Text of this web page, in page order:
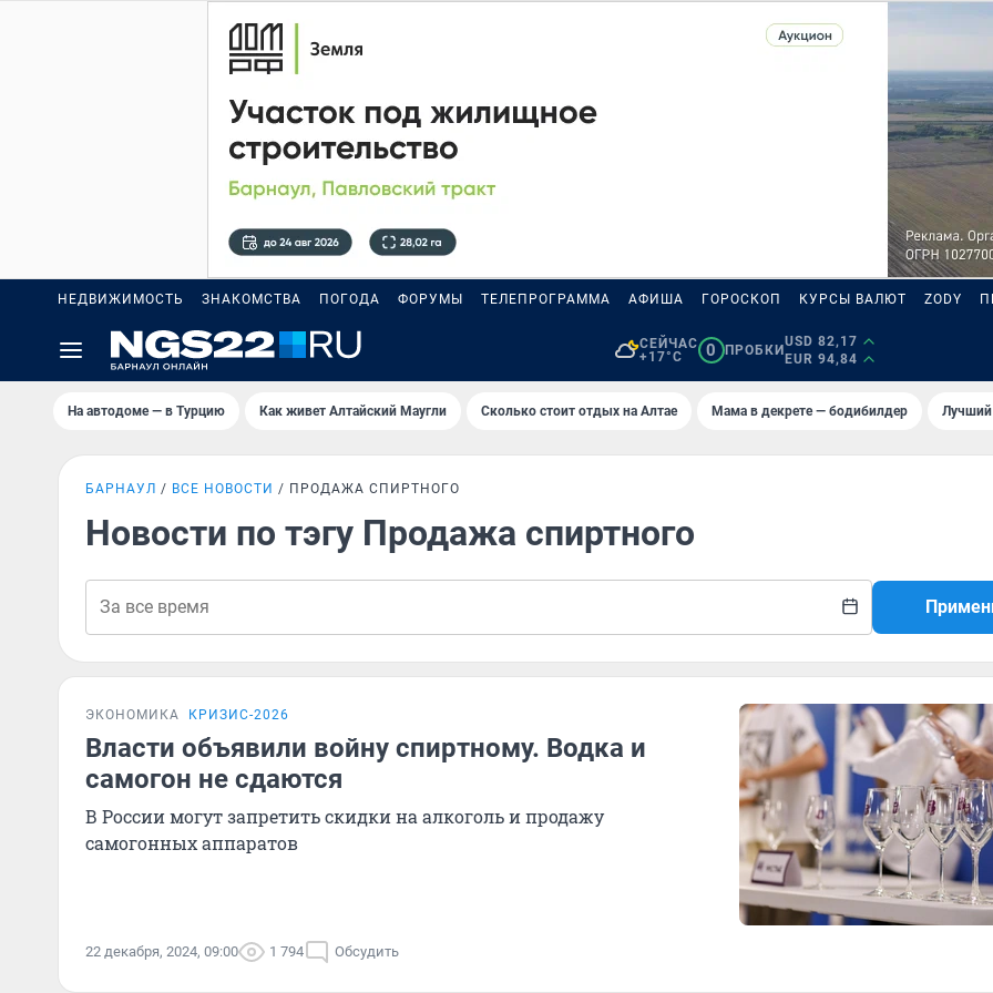
НЕДВИЖИМОСТЬ ЗНАКОМСТВА ПОГОДА ФОРУМЫ ТЕЛЕПРОГРАММА АФИША ГОРОСКОП КУРСЫ ВАЛЮТ ZODY
СЕЙЧАС
+17°C
0 ПРОБКИ
USD 82,17
EUR 94,84
На автодоме — в Турцию Как живет Алтайский Маугли Сколько стоит отдых на Алтае Мама в декрете — бодибилдер
БАРНАУЛ ВСЕ НОВОСТИ ПРОДАЖА СПИРТНОГО
Новости по тэгу Продажа спиртного
ЭКОНОМИКА КРИЗИС-2026
Власти объявили войну спиртному. Водка и
самогон не сдаются
В России могут запретить скидки на алкоголь и продажу
самогонных аппаратов
22 декабря, 2024, 09:00 1 794 Обсудить